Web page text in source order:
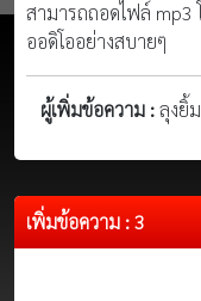
สามารถถอดไฟล์ mp3
ออดิโออย่างสบายๆ
ผู้เพิ่มข้อความ :ลุงยิ้ม
เพิ่มข้อความ : 3